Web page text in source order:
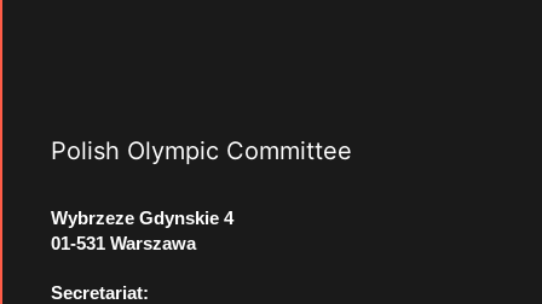
Polish Olympic Committee
Wybrzeze Gdynskie 4
01-531 Warszawa
Secretariat: